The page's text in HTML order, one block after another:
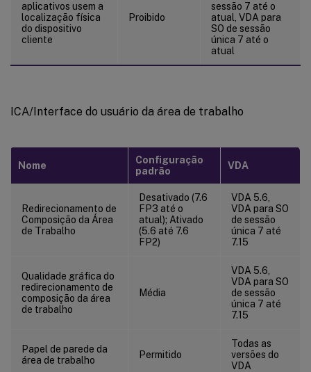
aplicativos usem a
localização física
do dispositivo
cliente
Proibido
sessão 7 até o
atual, VDA para
SO de sessão
única 7 até o
atual
ICA/Interface do usuário da área de trabalho
Nome
Configuração
padrão
VDA
Redirecionamento de
Composição da Área
de Trabalho
Desativado (7.6
FP3 até o
atual); Ativado
(5.6 até 7.6
FP2)
VDA 5.6,
VDA para SO
de sessão
única 7 até
7.15
Qualidade gráfica do
redirecionamento de
composição da área
de trabalho
Média
VDA 5.6,
VDA para SO
de sessão
única 7 até
7.15
Papel de parede da
área de trabalho
Permitido
Todas as
versões do
VDA